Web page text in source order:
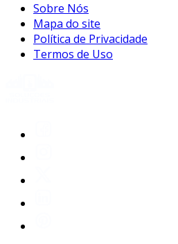
Sobre Nós
Mapa do site
Política de Privacidade
Termos de Uso